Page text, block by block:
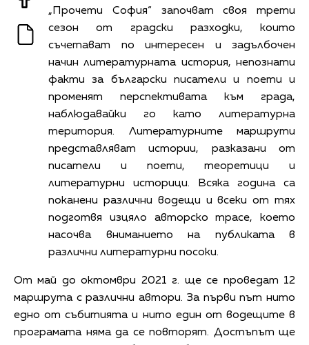
„Прочети София“ започват своя трети
сезон от градски разходки, които
съчетават по интересен и задълбочен
начин литературната история, непознати
факти за български писатели и поети и
променят перспективата към града,
наблюдавайки го като литературна
територия. Литературните маршрути
представляват истории, разказани от
писатели и поети, теоретици и
литературни историци. Всяка година са
поканени различни водещи и всеки от тях
подготвя изцяло авторско трасе, което
насочва вниманието на публиката в
различни литературни посоки.
От май до октомври 2021 г. ще се проведат 12
маршрута с различни автори. За първи път нито
едно от събитията и нито един от водещите в
програмата няма да се повторят. Достъпът ще